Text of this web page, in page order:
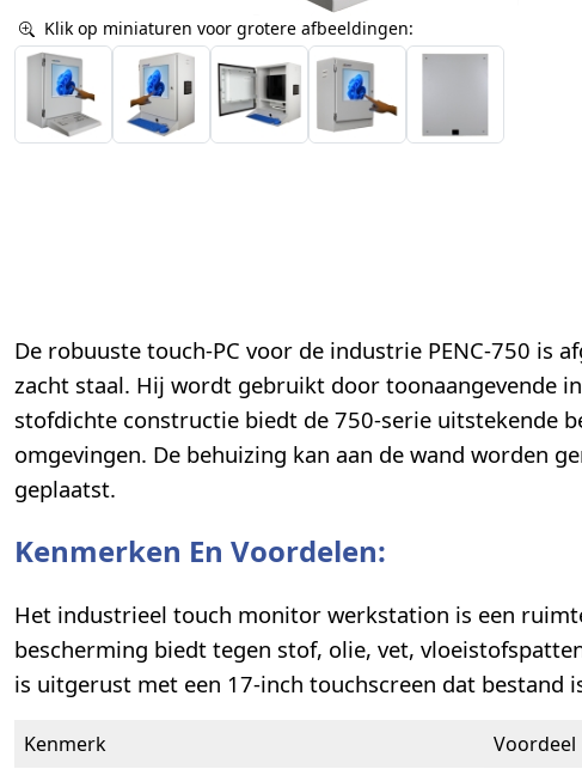
Klik op miniaturen voor grotere afbeeldingen:
De robuuste touch-PC voor de industrie PENC-750 is
zacht staal. Hij wordt gebruikt door toonaangevende
stofdichte constructie biedt de 750-serie uitstekende
omgevingen. De behuizing kan aan de wand worden
geplaatst.
Kenmerken En Voordelen:
Het industrieel touch monitor werkstation is een
bescherming biedt tegen stof, olie, vet,
is uitgerust met een 17-inch touchscreen dat bestand
Kenmerk
Voordeel